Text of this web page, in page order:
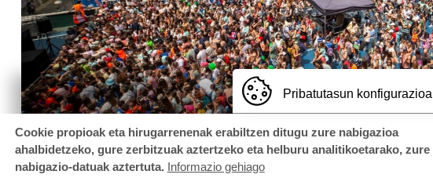
Pribatutasun konfigurazioa
Cookie propioak eta hirugarrenenak erabiltzen ditugu zure nabigazioa
ahalbidetzeko, gure zerbitzuak aztertzeko eta helburu analitikoetarako, zure
nabigazio-datuak aztertuta. Informazio gehiago